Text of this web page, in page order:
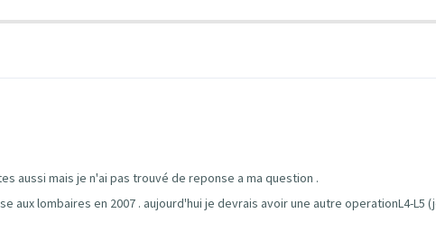
aussi mais je n'ai pas trouvé de reponse a ma question .
aux lombaires en 2007 . aujourd'hui je devrais avoir une autre operationL4-L5